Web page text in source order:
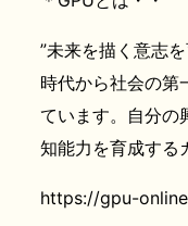
”未来を描く意志
時代から社会の第
ています。自分の
知能力を育成する
https://gpu-